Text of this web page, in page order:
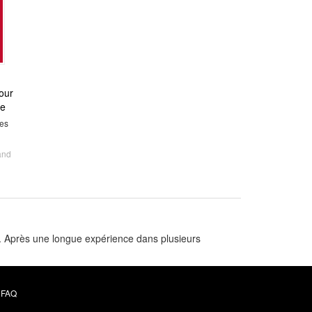
une longue expérience dans plusieurs
FAQ